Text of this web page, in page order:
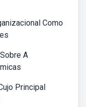
Como
A
Principal